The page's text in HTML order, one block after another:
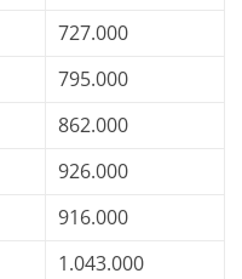
727.000
795.000
862.000
926.000
916.000
1.043.000